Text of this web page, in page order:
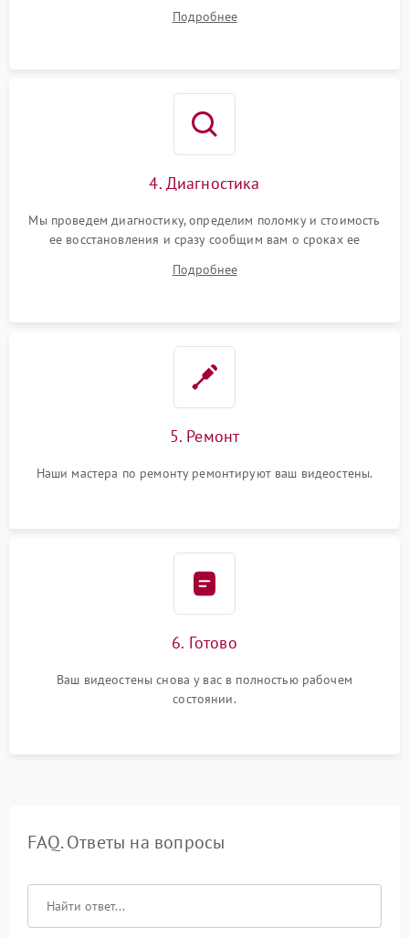
Подробнее
4. Диагностика
Мы проведем диагностику, определим поломку и стоимость
ее восстановления и сразу сообщим вам о сроках ее
Подробнее
5. Ремонт
Наши мастера по ремонту ремонтируют ваш видеостены.
6. Готово
Ваш видеостены снова у вас в полностью рабочем
состоянии.
FAQ. Ответы на вопросы